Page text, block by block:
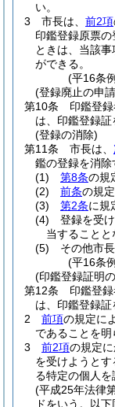
い。
3
市長は、 前2項
印鑑登録原票
ときは、当該
ができる。
(平16条
(登録廃止の申
第10条
印鑑登
は、印鑑登録証
(登録の消除)
第11条
市長は、
鑑の登録を消除
(1)
第8条の規
(2)
前条の規
(3)
第2条に規
(4)
登録を受
当することと
(5)
その他市
(平16条
(印鑑登録証明
第12条
印鑑登
は、印鑑登録証
2
前項の規定に
であることを明
3
前2項の規定
を受けようと
る特定の個人
(平成25年法律
ドをいう。以